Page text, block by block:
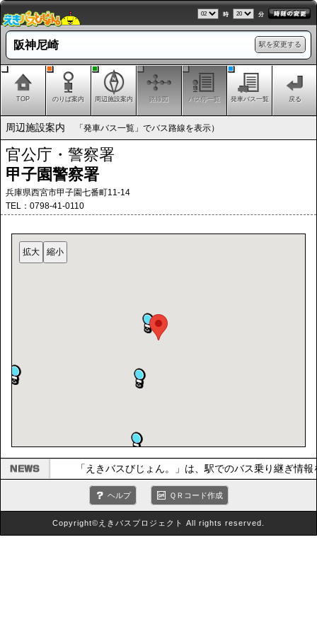
時 分
駅を変更する
阪神尼崎
TOP のりば案内 周辺施設案内 路線図 バス停一覧 発車バス一覧 戻る
周辺施設案内 「発車バス一覧」でバス路線を表示）
官公庁・警察署
甲子園警察署
兵庫県西宮市甲子園七番町11-14
TEL：0798-41-0110
「えきバスびじょん。」は、駅でのバス乗り継ぎ情
ヘルプ ＱＲコード作成
Copyright©えきバスプロジェクト All rights reserved.